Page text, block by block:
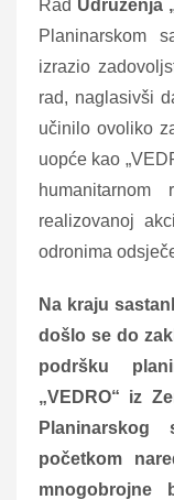
Rad Udruženja
Planinarskom
izrazio
rad, naglasivši
učinilo ovoliko
uopće kao
realizovanoj
odronima
Na kraju
došlo se do
podršku
„VEDRO“ iz
početkom
mnogobrojne